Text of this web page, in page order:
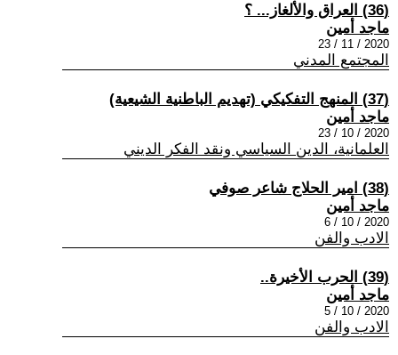
(36) العراق والألغاز... ؟
ماجد أمين
2020 / 11 / 23
المجتمع المدني
(37) المنهج التفكيكي (تهديم الباطنية الشيعية)
ماجد أمين
2020 / 10 / 23
العلمانية، الدين السياسي ونقد الفكر الديني
(38) امير الحلاج شاعر صوفي
ماجد أمين
2020 / 10 / 6
الادب والفن
(39) الحرب الأخيرة..
ماجد أمين
2020 / 10 / 5
الادب والفن